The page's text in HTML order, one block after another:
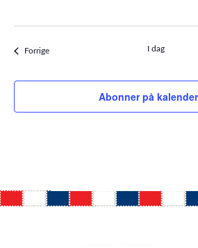
ForrigeArrangementer I dag
Abonner på kalender